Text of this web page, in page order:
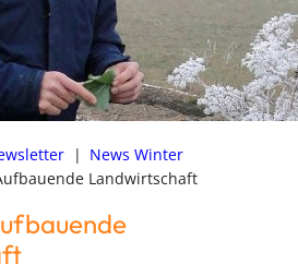
| News Winter
Landwirtschaft